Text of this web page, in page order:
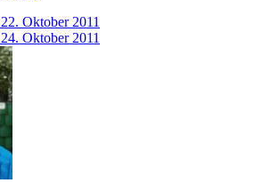
Oktober 2011
Oktober 2011